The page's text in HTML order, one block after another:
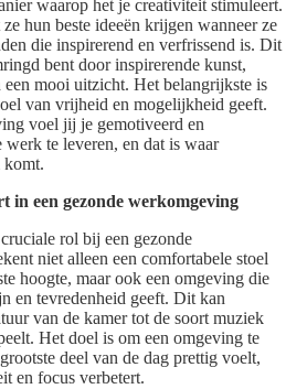
waarop het je creativiteit stimuleert.
hun beste ideeën krijgen wanneer ze
die inspirerend en verfrissend is. Dit
bent door inspirerende kunst,
mooi uitzicht. Het belangrijkste is
van vrijheid en mogelijkheid geeft.
voel jij je gemotiveerd en
werk te leveren, en dat is waar
komt.
in een gezonde werkomgeving
rol bij een gezonde
niet alleen een comfortabele stoel
hoogte, maar ook een omgeving die
en tevredenheid geeft. Dit kan
van de kamer tot de soort muziek
Het doel is om een omgeving te
deel van de dag prettig voelt,
en focus verbetert.